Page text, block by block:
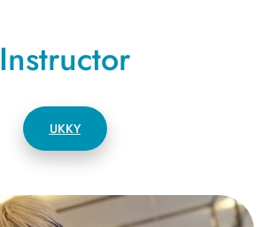
Instructor
UKKY